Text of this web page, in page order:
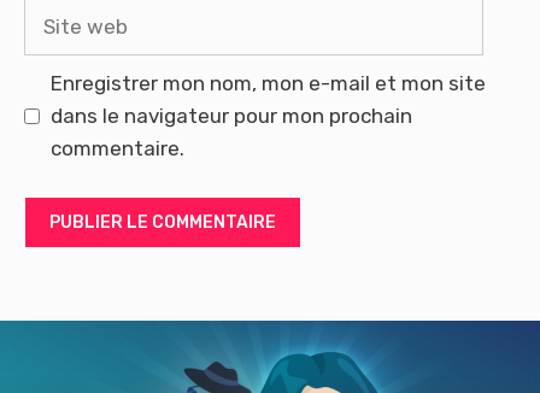
Site
Enregistrer mon nom, mon e-mail et mon site
dans le navigateur pour mon prochain
commentaire.